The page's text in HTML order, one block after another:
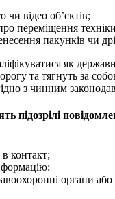
чи відео об’єктів;
переміщення
пакунків чи
як
та тягнуть за
з чинним
підозрілі
контакт;
органи